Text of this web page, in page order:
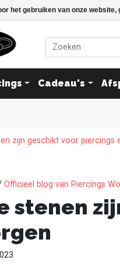
het gebruiken van onze
Cadeau's
zijn geschikt voor piercings
Officieel blog van Piercings
stenen